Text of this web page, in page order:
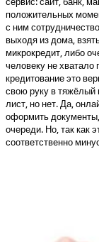
положительных
с ним
выходя из дома,
микрокредит, либо
человеку не хватало
кредитование это
свою руку в тяжёлый
лист, но нет. Да,
оформить
очереди. Но, так как
соответственно